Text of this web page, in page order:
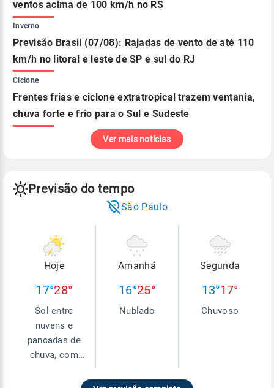
ventos acima de 100 km/h no RS
Inverno
Previsão Brasil (07/08): Rajadas de vento de até 110
km/h no litoral e leste de SP e sul do RJ
Ciclone
Frentes frias e ciclone extratropical trazem ventania,
chuva forte e frio para o Sul e Sudeste
Ver mais notícias
Previsão do tempo
São Paulo
Hoje
17°28°
Sol entre
nuvens e
pancadas de
chuva, com
Amanhã
16°25°
Nublado
Segunda
13°17°
Chuvoso